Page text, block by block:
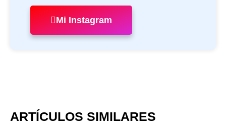
Mi Instagram
ARTÍCULOS SIMILARES